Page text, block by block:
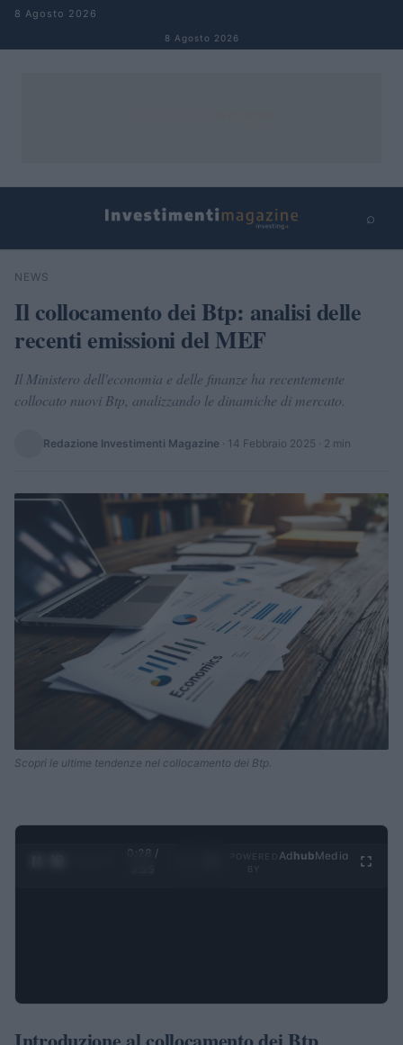
Salta al contenuto
8 Agosto 2026
8 Agosto 2026
⌕
Cerca
NEWS
Il collocamento dei Btp: analisi delle
recenti emissioni del MEF
Il Ministero dell'economia e delle finanze ha recentemente
collocato nuovi Btp, analizzando le dinamiche di mercato.
Redazione Investimenti Magazine · 14 Febbraio 2025 · 2 min
Scopri le ultime tendenze nel collocamento dei Btp.
0:29 /
Ad hubMedia